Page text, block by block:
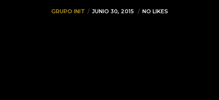
GRUPO INIT JUNIO 30, 2015 NO LIKES